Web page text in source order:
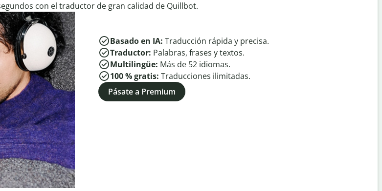
con el traductor de gran calidad de Quillbot.
Basado en IA: Traducción rápida y precisa.
Traductor: Palabras, frases y textos.
Multilingüe: Más de 52 idiomas.
100 % gratis: Traducciones ilimitadas.
Pásate a Premium